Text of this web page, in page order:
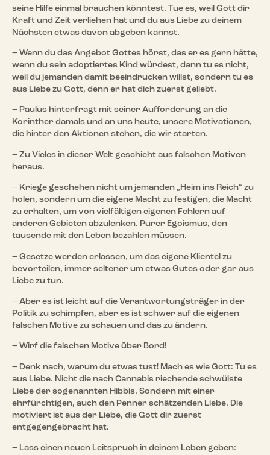
seine Hilfe einmal brauchen könntest. Tue es, weil Gott dir
Kraft und Zeit verliehen hat und du aus Liebe zu deinem
Nächsten etwas davon abgeben kannst.
– Wenn du das Angebot Gottes hörst, das er es gern hätte,
wenn du sein adoptiertes Kind würdest, dann tu es nicht,
weil du jemanden damit beeindrucken willst, sondern tu es
aus Liebe zu Gott, denn er hat dich zuerst geliebt.
– Paulus hinterfragt mit seiner Aufforderung an die
Korinther damals und an uns heute, unsere Motivationen,
die hinter den Aktionen stehen, die wir starten.
– Zu Vieles in dieser Welt geschieht aus falschen Motiven
heraus.
– Kriege geschehen nicht um jemanden „Heim ins Reich“ zu
holen, sondern um die eigene Macht zu festigen, die Macht
zu erhalten, um von vielfältigen eigenen Fehlern auf
anderen Gebieten abzulenken. Purer Egoismus, den
tausende mit den Leben bezahlen müssen.
– Gesetze werden erlassen, um das eigene Klientel zu
bevorteilen, immer seltener um etwas Gutes oder gar aus
Liebe zu tun.
– Aber es ist leicht auf die Verantwortungsträger in der
Politik zu schimpfen, aber es ist schwer auf die eigenen
falschen Motive zu schauen und das zu ändern.
– Wirf die falschen Motive über Bord!
– Denk nach, warum du etwas tust! Mach es wie Gott: Tu es
aus Liebe. Nicht die nach Cannabis riechende schwülste
Liebe der sogenannten Hibbis. Sondern mit einer
ehrfürchtigen, auch den Penner schätzenden Liebe. Die
motiviert ist aus der Liebe, die Gott dir zuerst
entgegengebracht hat.
– Lass einen neuen Leitspruch in deinem Leben geben: